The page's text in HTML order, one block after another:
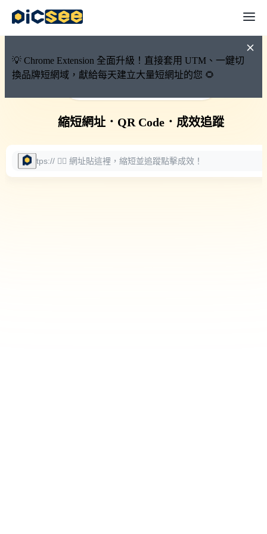
💡 Chrome Extension 全面升級！直接套用 UTM、一鍵切
換品牌短網域，獻給每天建立大量短網址的您 🌻
🚀 PicSee 短網址永久有效
縮短網址． QR Code． 成效追蹤